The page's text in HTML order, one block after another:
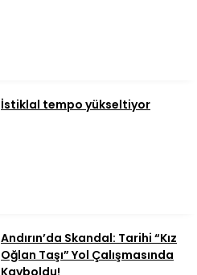
İstiklal tempo yükseltiyor
Andırın’da Skandal: Tarihi “Kız
Oğlan Taşı” Yol Çalışmasında
Kayboldu!